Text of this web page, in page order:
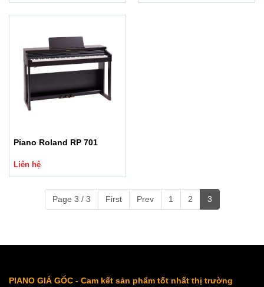
Piano Roland RP 701
Liên hệ
Page 3 / 3 First Prev 1 2 3
PIANO GIÁ GỐC - Cam kết sản phẩm tốt nhất thị trường